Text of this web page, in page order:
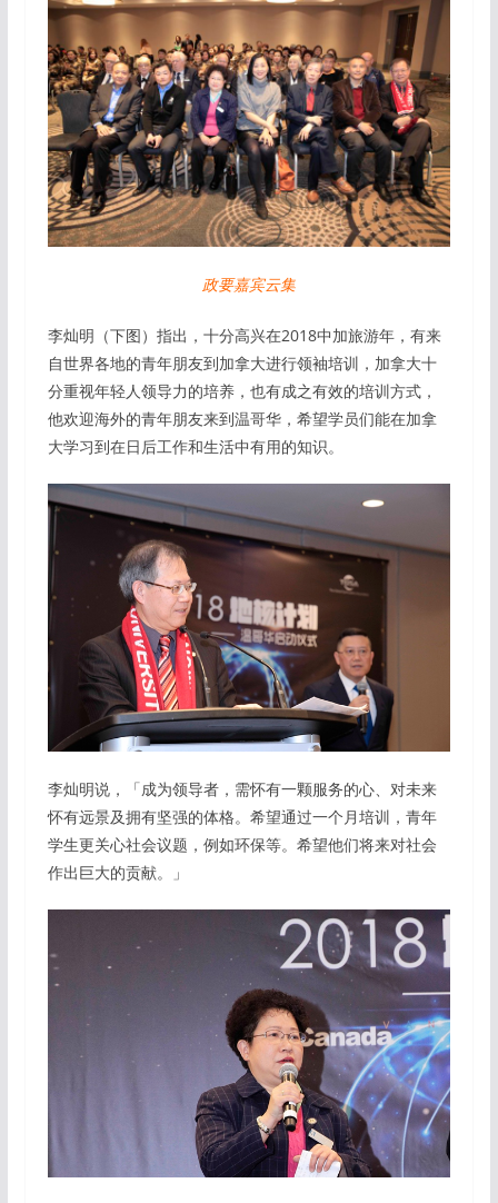
政要嘉宾云集
李灿明（下图）指出，十分高兴在2018中加旅游年，有来
自世界各地的青年朋友到加拿大进行领袖培训，加拿大十
分重视年轻人领导力的培养，也有成之有效的培训方式，
他欢迎海外的青年朋友来到温哥华，希望学员们能在加拿
大学习到在日后工作和生活中有用的知识。
李灿明说，「成为领导者，需怀有一颗服务的心、对未来
怀有远景及拥有坚强的体格。希望通过一个月培训，青年
学生更关心社会议题，例如环保等。希望他们将来对社会
作出巨大的贡献。」